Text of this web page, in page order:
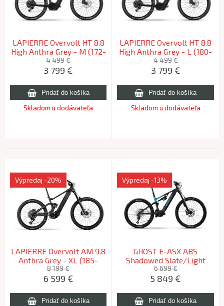
LAPIERRE Overvolt HT 8.8
High Anthra Grey - M (172-
182cm) 2026
4 499 €
3 799 €
Skladom u dodávateľa
LAPIERRE Overvolt HT 8.8
High Anthra Grey - L (180-
190cm) 2026
4 499 €
3 799 €
Skladom u dodávateľa
LAPIERRE Overvolt AM 9.8
Anthra Grey - XL (185-
200cm) 2025
Výpredaj -20%
8 199 €
6 599 €
GHOST E-ASX ABS
Shadowed Slate/Light
Navy Blue Glossy - L (178-
190cm) 2026
Výpredaj -13%
6 699 €
5 849 €